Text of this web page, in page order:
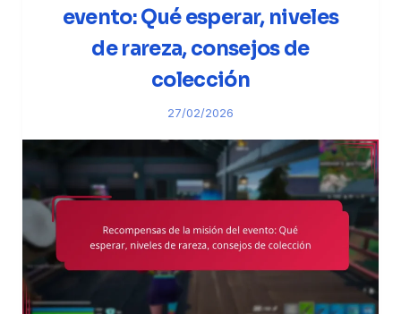
evento: Qué esperar, niveles
de rareza, consejos de
colección
27/02/2026